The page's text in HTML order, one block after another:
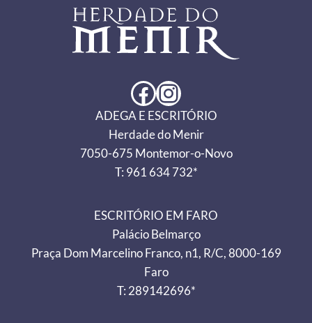
Facebook Instagram
ADEGA E ESCRITÓRIO
Herdade do Menir
7050-675 Montemor-o-Novo
T: 961 634 732*
ESCRITÓRIO EM FARO
Palácio Belmarço
Praça Dom Marcelino Franco, n1, R/C, 8000-169
Faro
T: 289142696*